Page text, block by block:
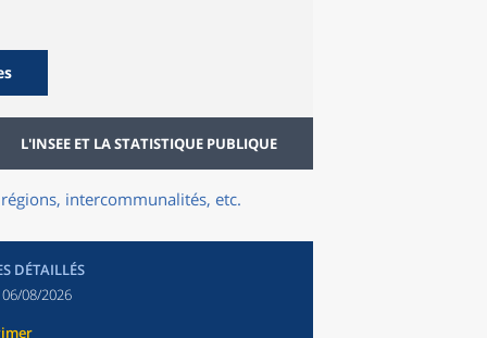
L'INSEE ET LA STATISTIQUE PUBLIQUE
intercommunalités, etc.
DÉTAILLÉS
06/08/2026